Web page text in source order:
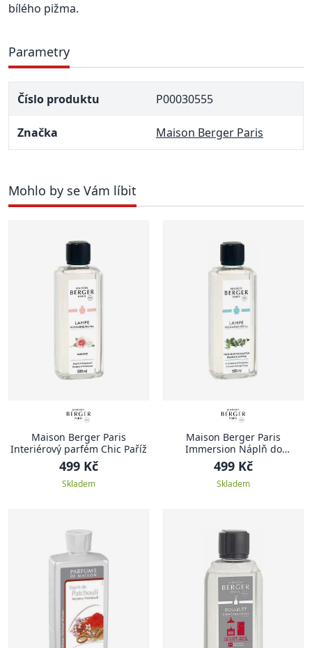
bílého pižma.
Parametry
Číslo produktu P00030555
Značka Maison Berger Paris
Mohlo by se Vám líbit
Maison Berger Paris
Interiérový parfém Chic Paříž
499 Kč
Skladem
Maison Berger Paris
Immersion Náplň do
katalytické lampy Čerstvý
eukalyptus 500 ml
499 Kč
Skladem